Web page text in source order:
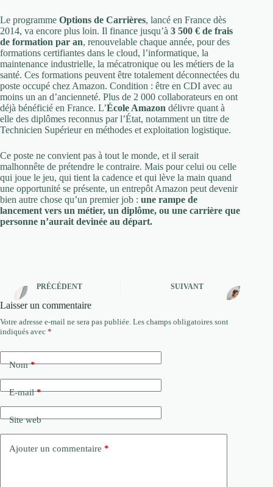
Le programme Options de Carrières, lancé en France dès
2014, va encore plus loin. Il finance jusqu’à 3 500 € de frais
de formation par an, renouvelable chaque année, pour des
formations certifiantes dans le cloud, l’informatique, la
maintenance industrielle, la mécatronique ou les métiers de la
santé. Ces formations peuvent être totalement déconnectées du
poste occupé chez Amazon. Condition : être en CDI avec au
moins un an d’ancienneté. Plus de 2 000 collaborateurs en ont
déjà bénéficié en France. L’École Amazon délivre quant à
elle des diplômes reconnus par l’État, notamment un titre de
Technicien Supérieur en méthodes et exploitation logistique.
Ce poste ne convient pas à tout le monde, et il serait
malhonnête de prétendre le contraire. Mais pour celui ou celle
qui joue le jeu, qui tient la cadence et qui lève la main quand
une opportunité se présente, un entrepôt Amazon peut devenir
bien autre chose qu’un premier job : une rampe de
lancement vers un métier, un diplôme, ou une carrière que
personne n’aurait devinée au départ.
PRÉCÉDENT SUIVANT
Laisser un commentaire
Votre adresse e-mail ne sera pas publiée. Les champs obligatoires sont
indiqués avec *
Nom*
E-mail*
Site web
Ajouter un commentaire *